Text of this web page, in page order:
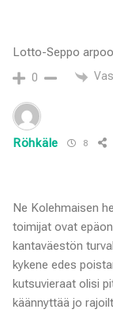
Lotto-Seppo
0
Röhkäle 8
Ne Kolehmaisen
toimijat ovat
kantaväestön
kykene edes
kutsuvieraat olisi
käännyttää jo